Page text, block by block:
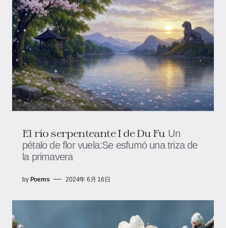
El río serpenteante I de Du Fu Un
pétalo de flor vuela:Se esfumó una triza de
la primavera
by Poems 2024年 6月 16日